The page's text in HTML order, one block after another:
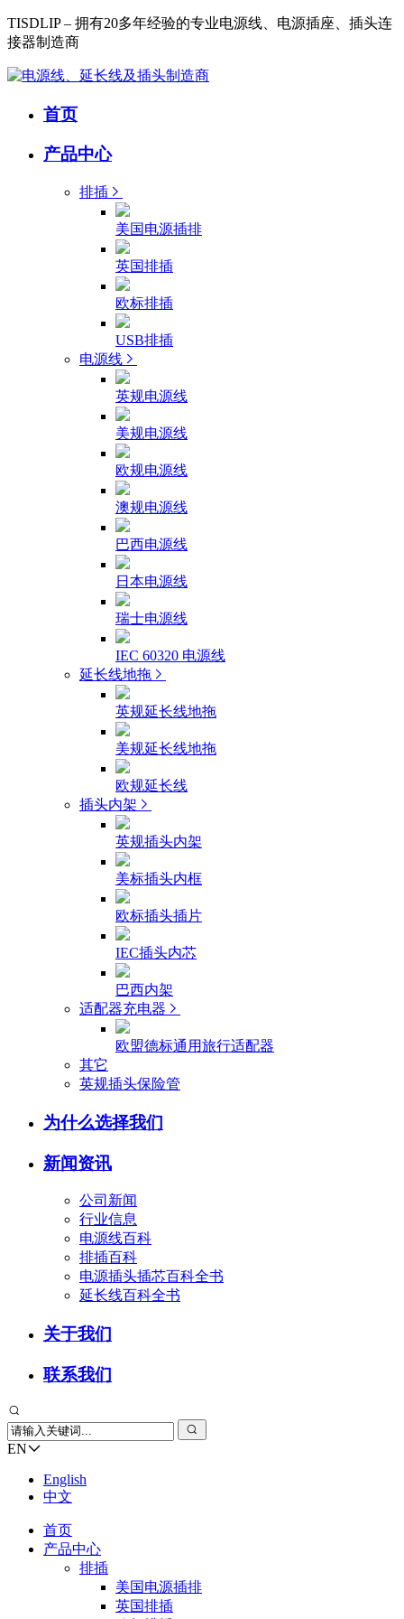
TISDLIP – 拥有20多年经验的专业电源线、电源插座、插头连
接器制造商
首页
产品中心
排插
美国电源插排
英国排插
欧标排插
USB排插
电源线
英规电源线
美规电源线
欧规电源线
澳规电源线
巴西电源线
日本电源线
瑞士电源线
IEC 60320 电源线
延长线地拖
英规延长线地拖
美规延长线地拖
欧规延长线
插头内架
英规插头内架
美标插头内框
欧标插头插片
IEC插头内芯
巴西内架
适配器充电器
欧盟德标通用旅行适配器
其它
英规插头保险管
为什么选择我们
新闻资讯
公司新闻
行业信息
电源线百科
排插百科
电源插头插芯百科全书
延长线百科全书
关于我们
联系我们
EN
English
中文
首页
产品中心
排插
美国电源插排
英国排插